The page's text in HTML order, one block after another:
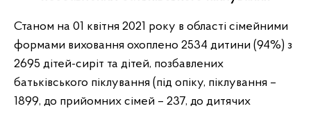
Станом на 01 квітня 2021 року в області сімейними
формами виховання охоплено 2534 дитини (94%) з
2695 дітей-сиріт та дітей, позбавлених
батьківського піклування (під опіку, піклування –
1899, до прийомних сімей – 237, до дитячих